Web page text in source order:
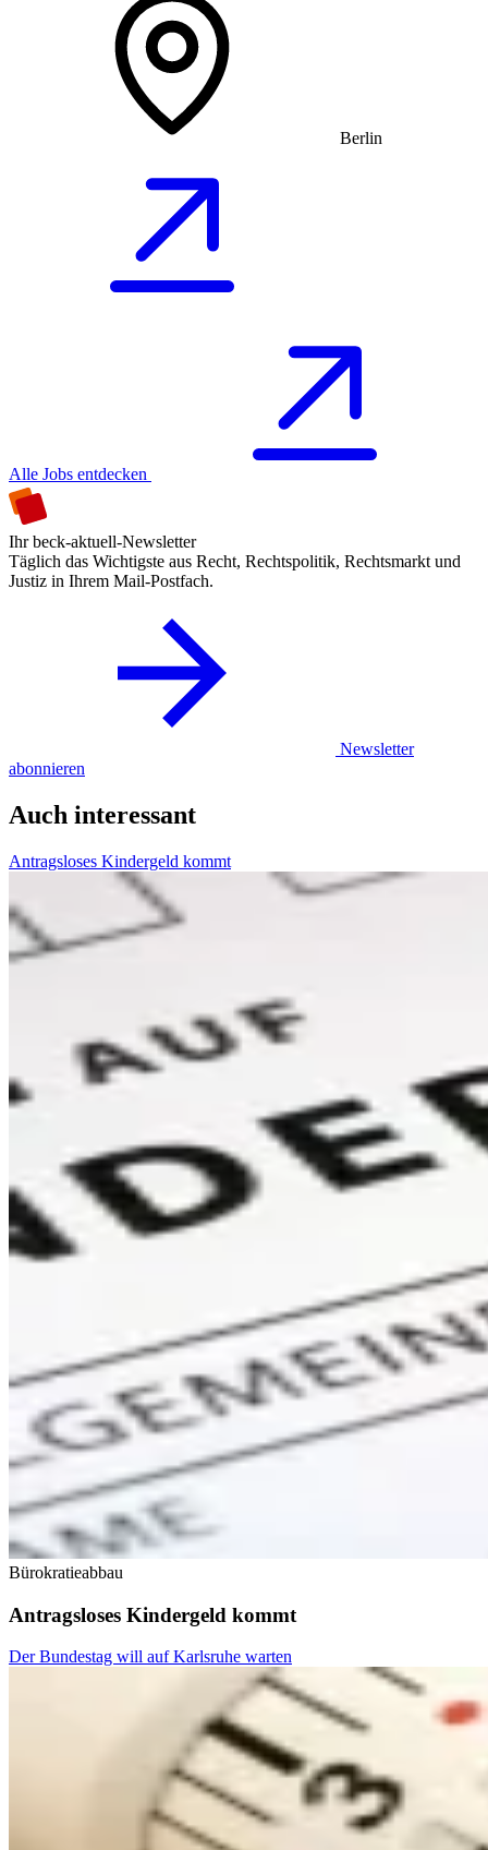
Berlin
Alle Jobs entdecken
Ihr beck-aktuell-Newsletter
Täglich das Wichtigste aus Recht, Rechtspolitik, Rechtsmarkt und
Justiz in Ihrem Mail-Postfach.
Newsletter
abonnieren
Auch interessant
Antragsloses Kindergeld kommt
Bürokratieabbau
Antragsloses Kindergeld kommt
Der Bundestag will auf Karlsruhe warten